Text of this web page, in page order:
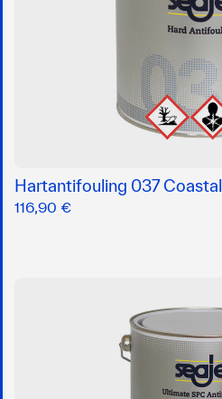
Hartantifouling 037 Coastal
116,90 €